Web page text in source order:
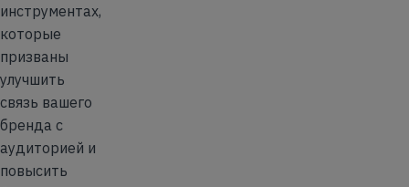
инструментах,
которые
призваны
улучшить
связь вашего
бренда с
аудиторией и
повысить